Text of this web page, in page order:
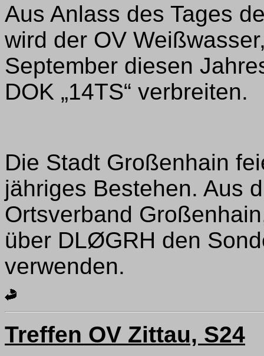
Aus Anlass des Tages
wird der OV
September diesen
DOK „14TS“ verbreiten.
Die Stadt Großenhain
jähriges Bestehen. Aus
Ortsverband
über DLØGRH den
verwenden.
Treffen OV Zittau, S24